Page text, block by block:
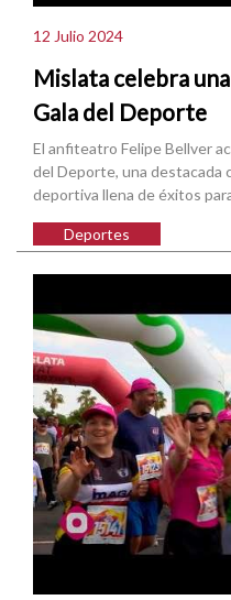
12 Julio 2024
Mislata celebra
Gala del Deporte
El anfiteatro Felipe Bellver
del Deporte, una destacada
deportiva llena de éxitos
Deportes